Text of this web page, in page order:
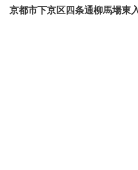
京都市下京区四条通柳馬場東